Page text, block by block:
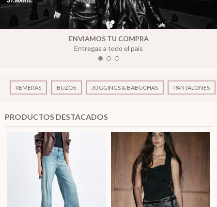
ENVIAMOS TU COMPRA
Entregas a todo el país
REMERAS BUZOS JOGGINGS & BABUCHAS PANTALONES
PRODUCTOS DESTACADOS